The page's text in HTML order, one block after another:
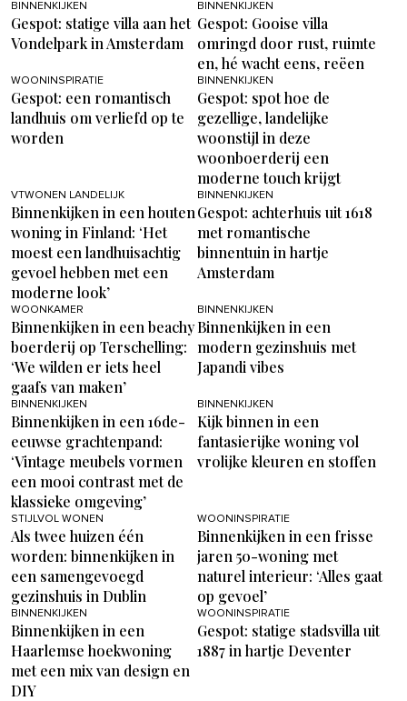
BINNENKIJKEN
Gespot: statige villa aan het
Vondelpark in Amsterdam
BINNENKIJKEN
Gespot: Gooise villa
omringd door rust, ruimte
en, hé wacht eens, reëen
WOONINSPIRATIE
Gespot: een romantisch
landhuis om verliefd op te
worden
BINNENKIJKEN
Gespot: spot hoe de
gezellige, landelijke
woonstijl in deze
woonboerderij een
moderne touch krijgt
VTWONEN LANDELIJK
Binnenkijken in een houten
woning in Finland: ‘Het
moest een landhuisachtig
gevoel hebben met een
moderne look’
BINNENKIJKEN
Gespot: achterhuis uit 1618
met romantische
binnentuin in hartje
Amsterdam
WOONKAMER
Binnenkijken in een beachy
boerderij op Terschelling:
‘We wilden er iets heel
gaafs van maken’
BINNENKIJKEN
Binnenkijken in een
modern gezinshuis met
Japandi vibes
BINNENKIJKEN
Binnenkijken in een 16de-
eeuwse grachtenpand:
‘Vintage meubels vormen
een mooi contrast met de
klassieke omgeving’
BINNENKIJKEN
Kijk binnen in een
fantasierijke woning vol
vrolijke kleuren en stoffen
STIJLVOL WONEN
Als twee huizen één
worden: binnenkijken in
een samengevoegd
gezinshuis in Dublin
WOONINSPIRATIE
Binnenkijken in een frisse
jaren 50-woning met
naturel interieur: ‘Alles gaat
op gevoel’
BINNENKIJKEN
Binnenkijken in een
Haarlemse hoekwoning
met een mix van design en
DIY
WOONINSPIRATIE
Gespot: statige stadsvilla uit
1887 in hartje Deventer